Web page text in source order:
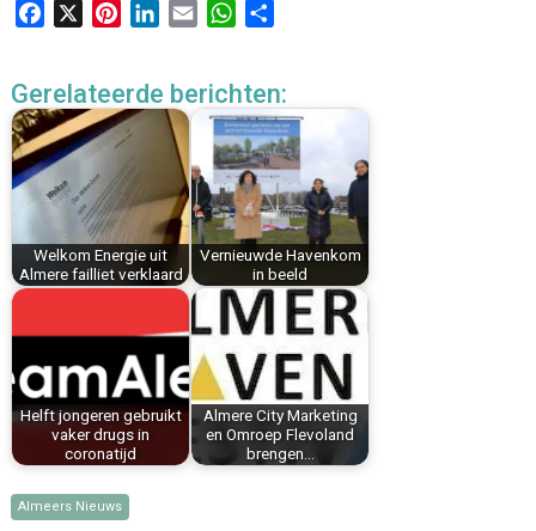
e
b
o
o
t
e
s
t
k
e
n
i
W
t
s
A
p
p
e
n
Gerelateerde berichten:
Welkom Energie uit
Almere failliet verklaard
Vernieuwde Havenkom
in beeld
Helft jongeren gebruikt
vaker drugs in
coronatijd
Almere City Marketing
en Omroep Flevoland
brengen…
Almeers Nieuws